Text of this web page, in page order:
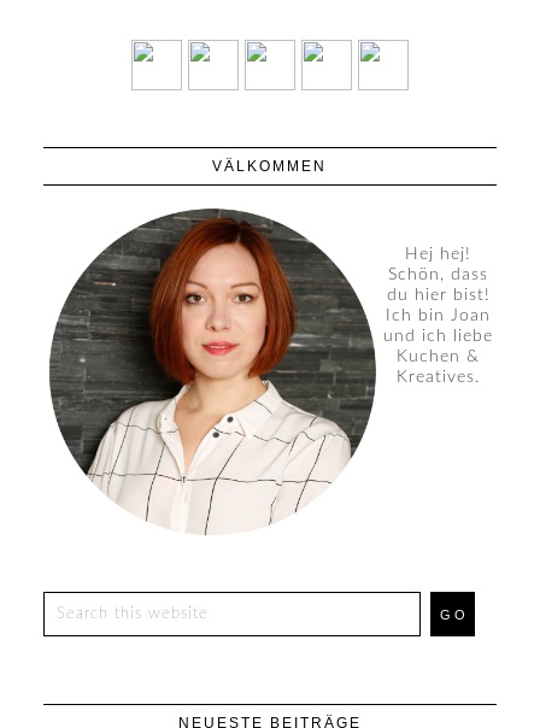
VÄLKOMMEN
Hej hej!
Schön, dass
du hier bist!
Ich bin Joan
und ich liebe
Kuchen &
Kreatives.
NEUESTE BEITRÄGE